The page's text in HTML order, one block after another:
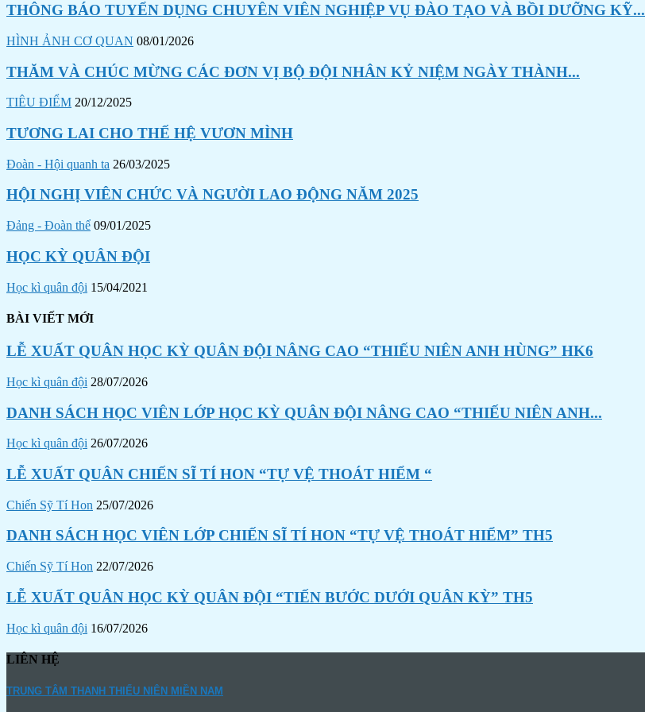
THÔNG BÁO TUYỂN DỤNG CHUYÊN VIÊN NGHIỆP VỤ ĐÀO TẠO VÀ BỒI DƯỠNG KỸ...
HÌNH ẢNH CƠ QUAN 08/01/2026
THĂM VÀ CHÚC MỪNG CÁC ĐƠN VỊ BỘ ĐỘI NHÂN KỶ NIỆM NGÀY THÀNH...
TIÊU ĐIỂM 20/12/2025
TƯƠNG LAI CHO THẾ HỆ VƯƠN MÌNH
Đoàn - Hội quanh ta 26/03/2025
HỘI NGHỊ VIÊN CHỨC VÀ NGƯỜI LAO ĐỘNG NĂM 2025
Đảng - Đoàn thể 09/01/2025
HỌC KỲ QUÂN ĐỘI
Học kì quân đội 15/04/2021
BÀI VIẾT MỚI
LỄ XUẤT QUÂN HỌC KỲ QUÂN ĐỘI NÂNG CAO “THIẾU NIÊN ANH HÙNG” HK6
Học kì quân đội 28/07/2026
DANH SÁCH HỌC VIÊN LỚP HỌC KỲ QUÂN ĐỘI NÂNG CAO “THIẾU NIÊN ANH...
Học kì quân đội 26/07/2026
LỄ XUẤT QUÂN CHIẾN SĨ TÍ HON “TỰ VỆ THOÁT HIỂM “
Chiến Sỹ Tí Hon 25/07/2026
DANH SÁCH HỌC VIÊN LỚP CHIẾN SĨ TÍ HON “TỰ VỆ THOÁT HIỂM” TH5
Chiến Sỹ Tí Hon 22/07/2026
LỄ XUẤT QUÂN HỌC KỲ QUÂN ĐỘI “TIẾN BƯỚC DƯỚI QUÂN KỲ” TH5
Học kì quân đội 16/07/2026
LIÊN HỆ
TRUNG TÂM THANH THIẾU NIÊN MIỀN NAM